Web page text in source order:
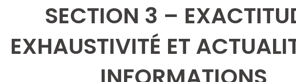
SECTION 3 –
EXHAUSTIVITÉ ET